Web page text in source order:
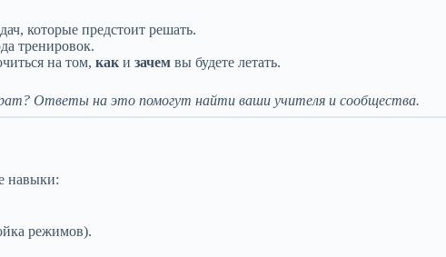
которые предстоит решать.
тренировок.
на том, как и зачем вы будете летать.
Ответы на это помогут найти ваши учителя и сообщества.
навыки:
режимов).